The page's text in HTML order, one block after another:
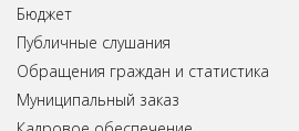
Бюджет
Публичные слушания
Обращения граждан и статистика
Муниципальный заказ